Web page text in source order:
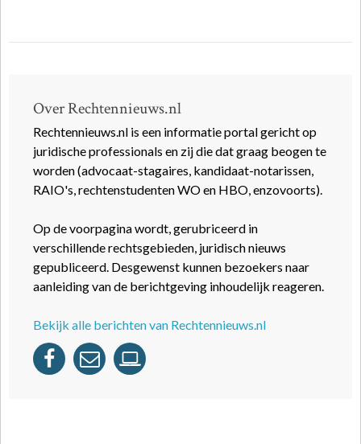
Over Rechtennieuws.nl
Rechtennieuws.nl is een informatie portal gericht op
juridische professionals en zij die dat graag beogen te
worden (advocaat-stagaires, kandidaat-notarissen,
RAIO's, rechtenstudenten WO en HBO, enzovoorts).
Op de voorpagina wordt, gerubriceerd in
verschillende rechtsgebieden, juridisch nieuws
gepubliceerd. Desgewenst kunnen bezoekers naar
aanleiding van de berichtgeving inhoudelijk reageren.
Bekijk alle berichten van Rechtennieuws.nl